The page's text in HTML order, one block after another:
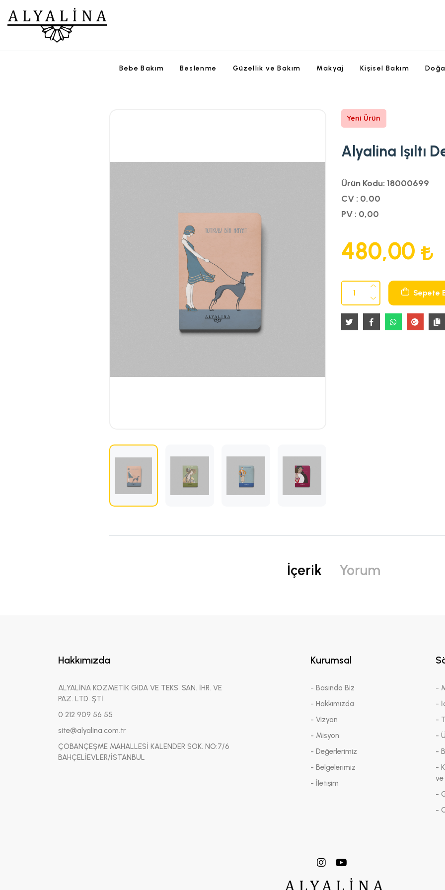
Bebe Bakım Beslenme Güzellik ve Bakım Makyaj Kişisel Bakım
Yeni Ürün
Alyalina Işıltı
Ürün Kodu: 18000699
CV : 0,00
PV : 0,00
480,00
Sepete
İçerik Yorum
Hakkımızda
ALYALİNA KOZMETİK GIDA VE TEKS. SAN. İHR. VE
PAZ. LTD. ŞTİ.
0 212 909 56 55
site@alyalina.com.tr
ÇOBANÇEŞME MAHALLESİ KALENDER SOK. NO:7/6
BAHÇELİEVLER/İSTANBUL
Kurumsal
- Basında Biz
- Hakkımızda
- Vizyon
- Misyon
- Değerlerimiz
- Belgelerimiz
- İletişim
-
-
-
-
-
-
ve
-
-